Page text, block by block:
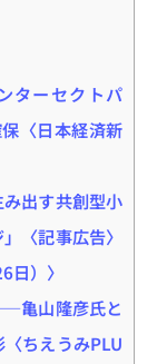
ターセクトパ
〈日本経済新
出す共創型小
〈記事広告〉
）〉
亀山隆彦氏と
ちえうみPLU